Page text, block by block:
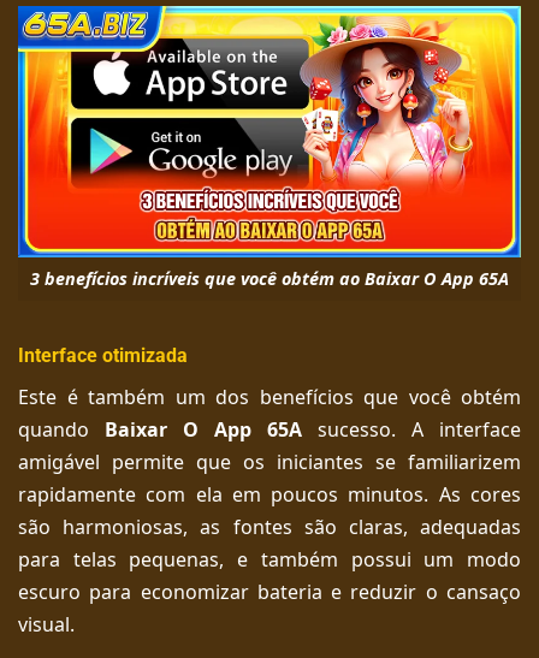
3 benefícios incríveis que você obtém ao Baixar O App 65A
Interface otimizada
Este é também um dos benefícios que você obtém
quando Baixar O App 65A sucesso. A interface
amigável permite que os iniciantes se familiarizem
rapidamente com ela em poucos minutos. As cores
são harmoniosas, as fontes são claras, adequadas
para telas pequenas, e também possui um modo
escuro para economizar bateria e reduzir o cansaço
visual.